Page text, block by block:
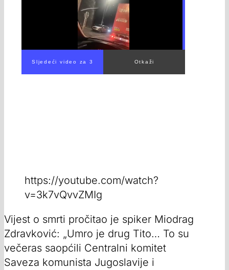
Sljedeći video za 1 Otkaži
https://youtube.com/watch?
v=3k7vQvvZMIg
Vijest o smrti pročitao je spiker Miodrag
Zdravković: „Umro je drug Tito… To su
večeras saopćili Centralni komitet
Saveza komunista Jugoslavije i